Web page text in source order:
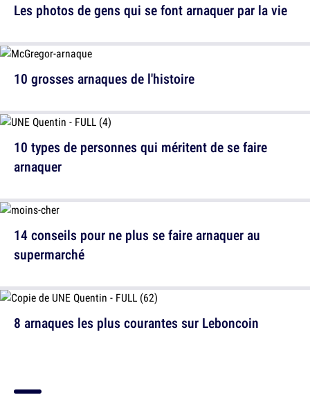
Les photos de gens qui se font arnaquer par la vie
10 types de personnes qui méritent de se faire
arnaquer
8 arnaques les plus courantes sur Leboncoin
10 grosses arnaques de l'histoire
14 conseils pour ne plus se faire arnaquer au
supermarché